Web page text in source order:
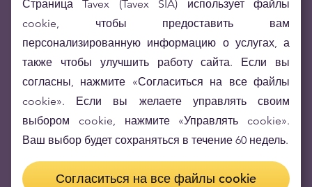
Страница Tavex (Tavex SIA) использует файлы
cookie, чтобы предоставить вам
персонализированную информацию о услугах, а
также чтобы улучшить работу сайта. Если вы
согласны, нажмите «Согласиться на все файлы
cookie». Если вы желаете управлять своим
выбором cookie, нажмите «Управлять cookie».
Ваш выбор будет сохраняться в течение 60 недель.
Согласиться на все файлы cookie